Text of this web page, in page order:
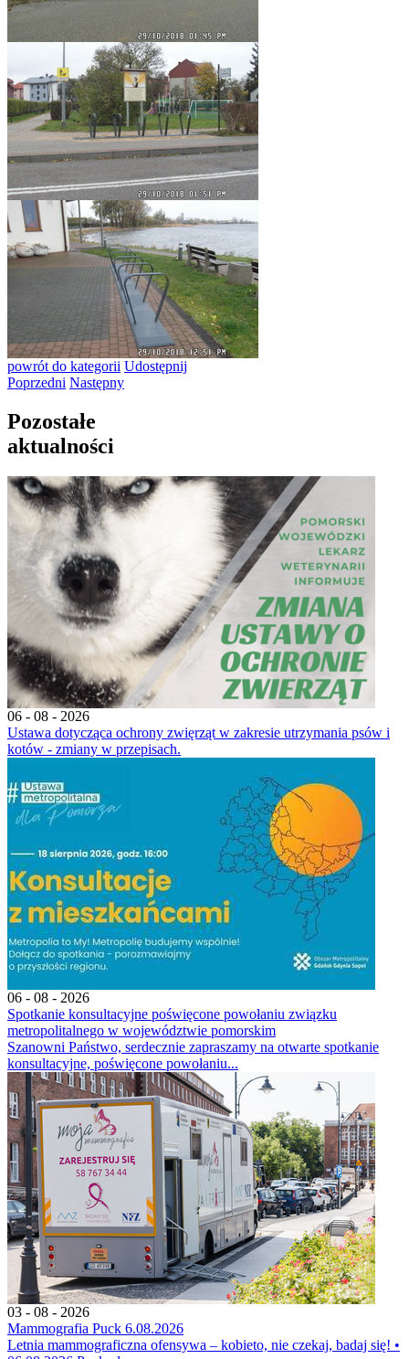
powrót do kategorii Udostępnij
Poprzedni Następny
Pozostałe
aktualności
06 - 08 - 2026
Ustawa dotycząca ochrony zwięrząt w zakresie utrzymania psów i
kotów - zmiany w przepisach.
06 - 08 - 2026
Spotkanie konsultacyjne poświęcone powołaniu związku
metropolitalnego w województwie pomorskim
Szanowni Państwo, serdecznie zapraszamy na otwarte spotkanie
konsultacyjne, poświęcone powołaniu...
03 - 08 - 2026
Mammografia Puck 6.08.2026
Letnia mammograficzna ofensywa – kobieto, nie czekaj, badaj się! •